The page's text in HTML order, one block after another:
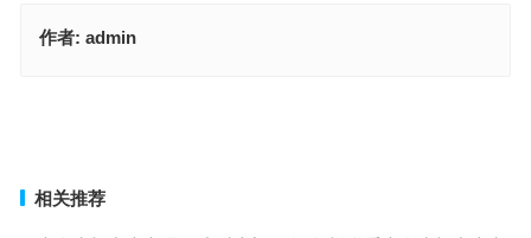
作者: admin
相关推荐